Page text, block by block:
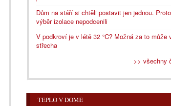
Dům na stáří si chtěli postavit jen jednou. Proto
výběr izolace nepodcenili
V podkroví je v létě 32 °C? Možná za to může
střecha
>> všechny
TEPLO V DOMĚ